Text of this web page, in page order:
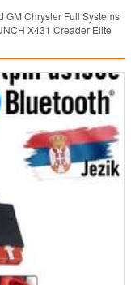
GM Chrysler Full Systems
X431 Creader Elite